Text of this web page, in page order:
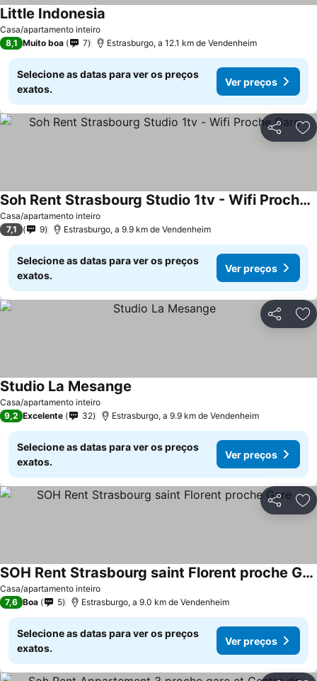
Casa/apartamento inteiro
Little Indonesia
8,1 Muito boa 7 Estrasburgo, a 12.1 km de Vendenheim
Selecione as datas para ver os preços
exatos.
Ver preços
Partilhar
Casa/apartamento inteiro
Soh Rent Strasbourg Studio 1tv - Wifi Proche Gare
7,1 9 Estrasburgo, a 9.9 km de Vendenheim
Selecione as datas para ver os preços
exatos.
Ver preços
Partilhar
Casa/apartamento inteiro
Studio La Mesange
9,2 Excelente 32 Estrasburgo, a 9.9 km de Vendenheim
Selecione as datas para ver os preços
exatos.
Ver preços
Partilhar
Casa/apartamento inteiro
SOH Rent Strasbourg saint Florent proche Gare
7,6 Boa 5 Estrasburgo, a 9.0 km de Vendenheim
Selecione as datas para ver os preços
exatos.
Ver preços